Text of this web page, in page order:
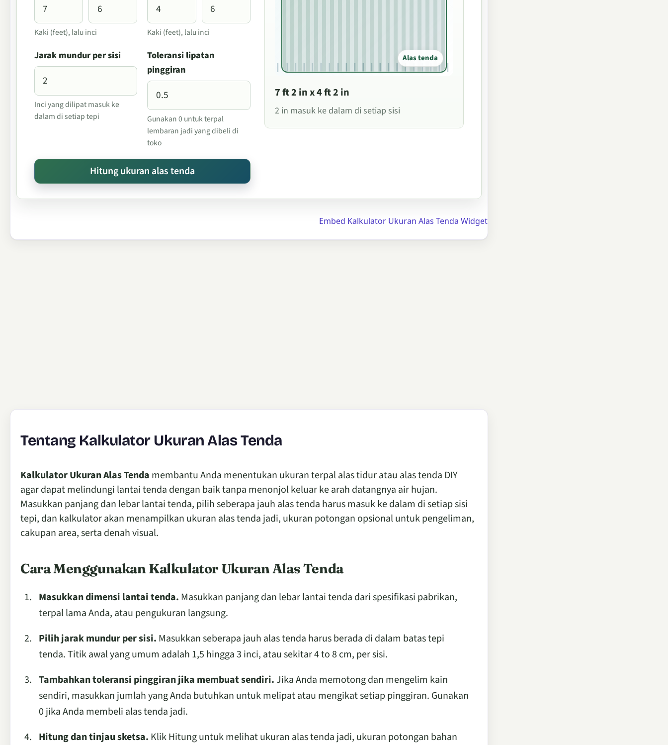
Kaki (feet), lalu inci Kaki (feet), lalu inci
Jarak mundur per sisi
Inci yang dilipat masuk ke
dalam di setiap tepi
Toleransi lipatan
pinggiran
Gunakan 0 untuk terpal
lembaran jadi yang dibeli di
toko
Alas tenda
7 ft 2 in x 4 ft 2 in
2 in masuk ke dalam di setiap sisi
Embed Kalkulator Ukuran Alas Tenda Widget
Tentang Kalkulator Ukuran Alas Tenda
Kalkulator Ukuran Alas Tenda membantu Anda menentukan ukuran terpal alas tidur atau alas tenda DIY
agar dapat melindungi lantai tenda dengan baik tanpa menonjol keluar ke arah datangnya air hujan.
Masukkan panjang dan lebar lantai tenda, pilih seberapa jauh alas tenda harus masuk ke dalam di setiap sisi
tepi, dan kalkulator akan menampilkan ukuran alas tenda jadi, ukuran potongan opsional untuk pengeliman,
cakupan area, serta denah visual.
Cara Menggunakan Kalkulator Ukuran Alas Tenda
Masukkan dimensi lantai tenda. Masukkan panjang dan lebar lantai tenda dari spesifikasi pabrikan,
terpal lama Anda, atau pengukuran langsung.
Pilih jarak mundur per sisi. Masukkan seberapa jauh alas tenda harus berada di dalam batas tepi
tenda. Titik awal yang umum adalah 1,5 hingga 3 inci, atau sekitar 4 to 8 cm, per sisi.
Tambahkan toleransi pinggiran jika membuat sendiri.Jika Anda memotong dan mengelim kain
sendiri, masukkan jumlah yang Anda butuhkan untuk melipat atau mengikat setiap pinggiran. Gunakan
0 jika Anda membeli alas tenda jadi.
Hitung dan tinjau sketsa. Klik Hitung untuk melihat ukuran alas tenda jadi, ukuran potongan bahan